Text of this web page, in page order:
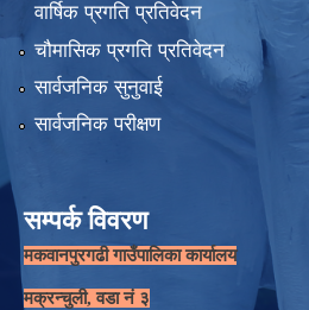
वार्षिक प्रगति प्रतिवेदन
चौमासिक प्रगति प्रतिवेदन
सार्वजनिक सुनुवाई
सार्वजनिक परीक्षण
सम्पर्क विवरण
मकवानपुरगढी गाउँपालिका कार्यालय
मक्रन्चुली, वडा नं ३